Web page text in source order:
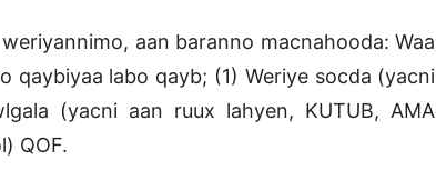
aan baranno macnahooda: Waa
qaybiyaa labo qayb; (1) Weriye socda (yacni
(yacni aan ruux lahyen, KUTUB, AMA
QOF.